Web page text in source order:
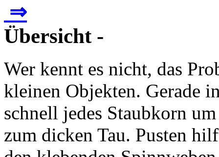
⇒
Übersicht -
Wer kennt es nicht, das
kleinen Objekten. Gerade
schnell jedes Staubkorn
zum dicken Tau. Pusten